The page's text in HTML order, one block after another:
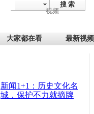
搜 索
视频
大家都在看 最新视频
新闻1+1：历史文化名
城，保护不力就摘牌